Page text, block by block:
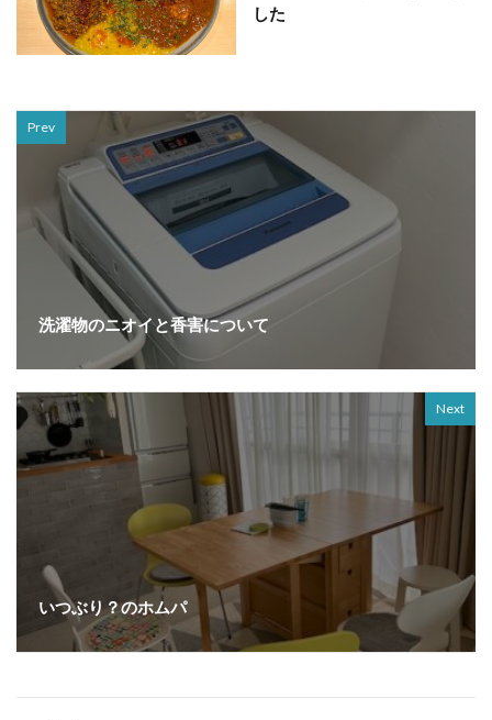
した
Prev
洗濯物のニオイと香害について
Next
いつぶり？のホムパ